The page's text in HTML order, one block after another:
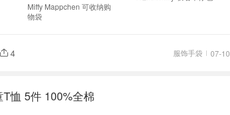
Miffy Mappchen 可收纳购
物袋
4 服饰手袋 07-10
恤 5件 100%全棉